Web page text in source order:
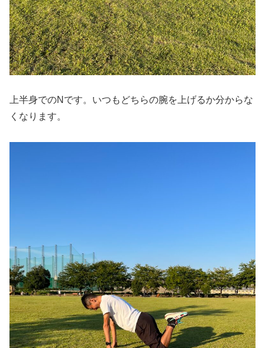
上半身でのNです。いつもどちらの腕を上げるか分からな
くなります。